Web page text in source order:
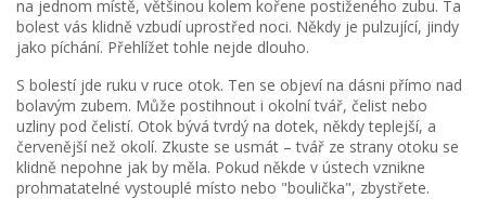
na jednom místě, většinou kolem kořene postiženého zubu. Ta
bolest vás klidně vzbudí uprostřed noci. Někdy je pulzující, jindy
jako píchání. Přehlížet tohle nejde dlouho.
S bolestí jde ruku v ruce otok. Ten se objeví na dásni přímo nad
bolavým zubem. Může postihnout i okolní tvář, čelist nebo
uzliny pod čelistí. Otok bývá tvrdý na dotek, někdy teplejší, a
červenější než okolí. Zkuste se usmát – tvář ze strany otoku se
klidně nepohne jak by měla. Pokud někde v ústech vznikne
prohmatatelné vystouplé místo nebo "boulička", zbystřete.